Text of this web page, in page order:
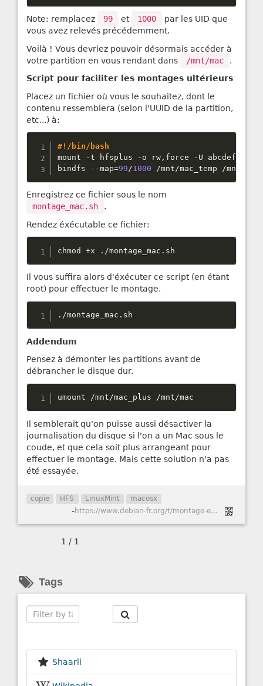
Note: remplacez 99 et 1000
par les UID que
vous avez relevés précédemment.
Voilà ! Vous devriez pouvoir désormais accéder à
votre partition en vous rendant dans
/mnt/mac
.
Script pour faciliter les montages ultérieurs
Placez un fichier où vous le souhaitez, dont le
contenu ressemblera (selon l'UUID de la partition,
etc...) à:
#!/bin/bash
mount
-t hfsplus - o rw , force - U
bindfs
--map=99 /1000 /mnt /mac_temp /mnt
Enregistrez ce fichier sous le nom
montage_mac.sh
.
Rendez éxécutable ce fichier:
chmod +x . /montage_mac . sh
Il vous suffira alors d'éxécuter ce script (en étant
root) pour effectuer le montage.
. /montage_mac . sh
Addendum
Pensez à démonter les partitions avant de
débrancher le disque dur.
umount /mnt/mac_plus /mnt/mac
Il semblerait qu'on puisse aussi désactiver la
journalisation du disque si l'on a un Mac sous le
coude, et que cela soit plus arrangeant pour
effectuer le montage. Mais cette solution n'a pas
été essayée.
copie HFS LinuxMint macosx
- https://www.debian-fr.org/t/montage-en-ecriture-dune-partition-mac-hfs-sous-jessie/62156
1 / 1
Tags
Shaarli